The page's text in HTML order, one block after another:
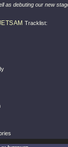
as debuting our new
Tracklist: